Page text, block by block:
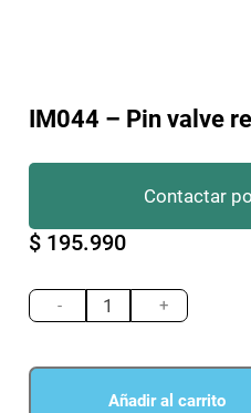
IM044 – Pin valve
$ 195.990
-
-
Pin
ref
+
Añadir al carrito
Contactar